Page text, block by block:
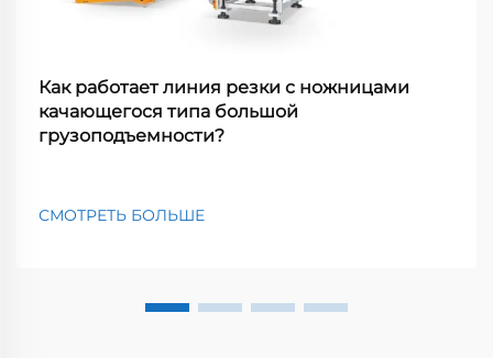
Как работает линия резки с ножницами
качающегося типа большой
грузоподъемности?
СМОТРЕТЬ БОЛЬШЕ